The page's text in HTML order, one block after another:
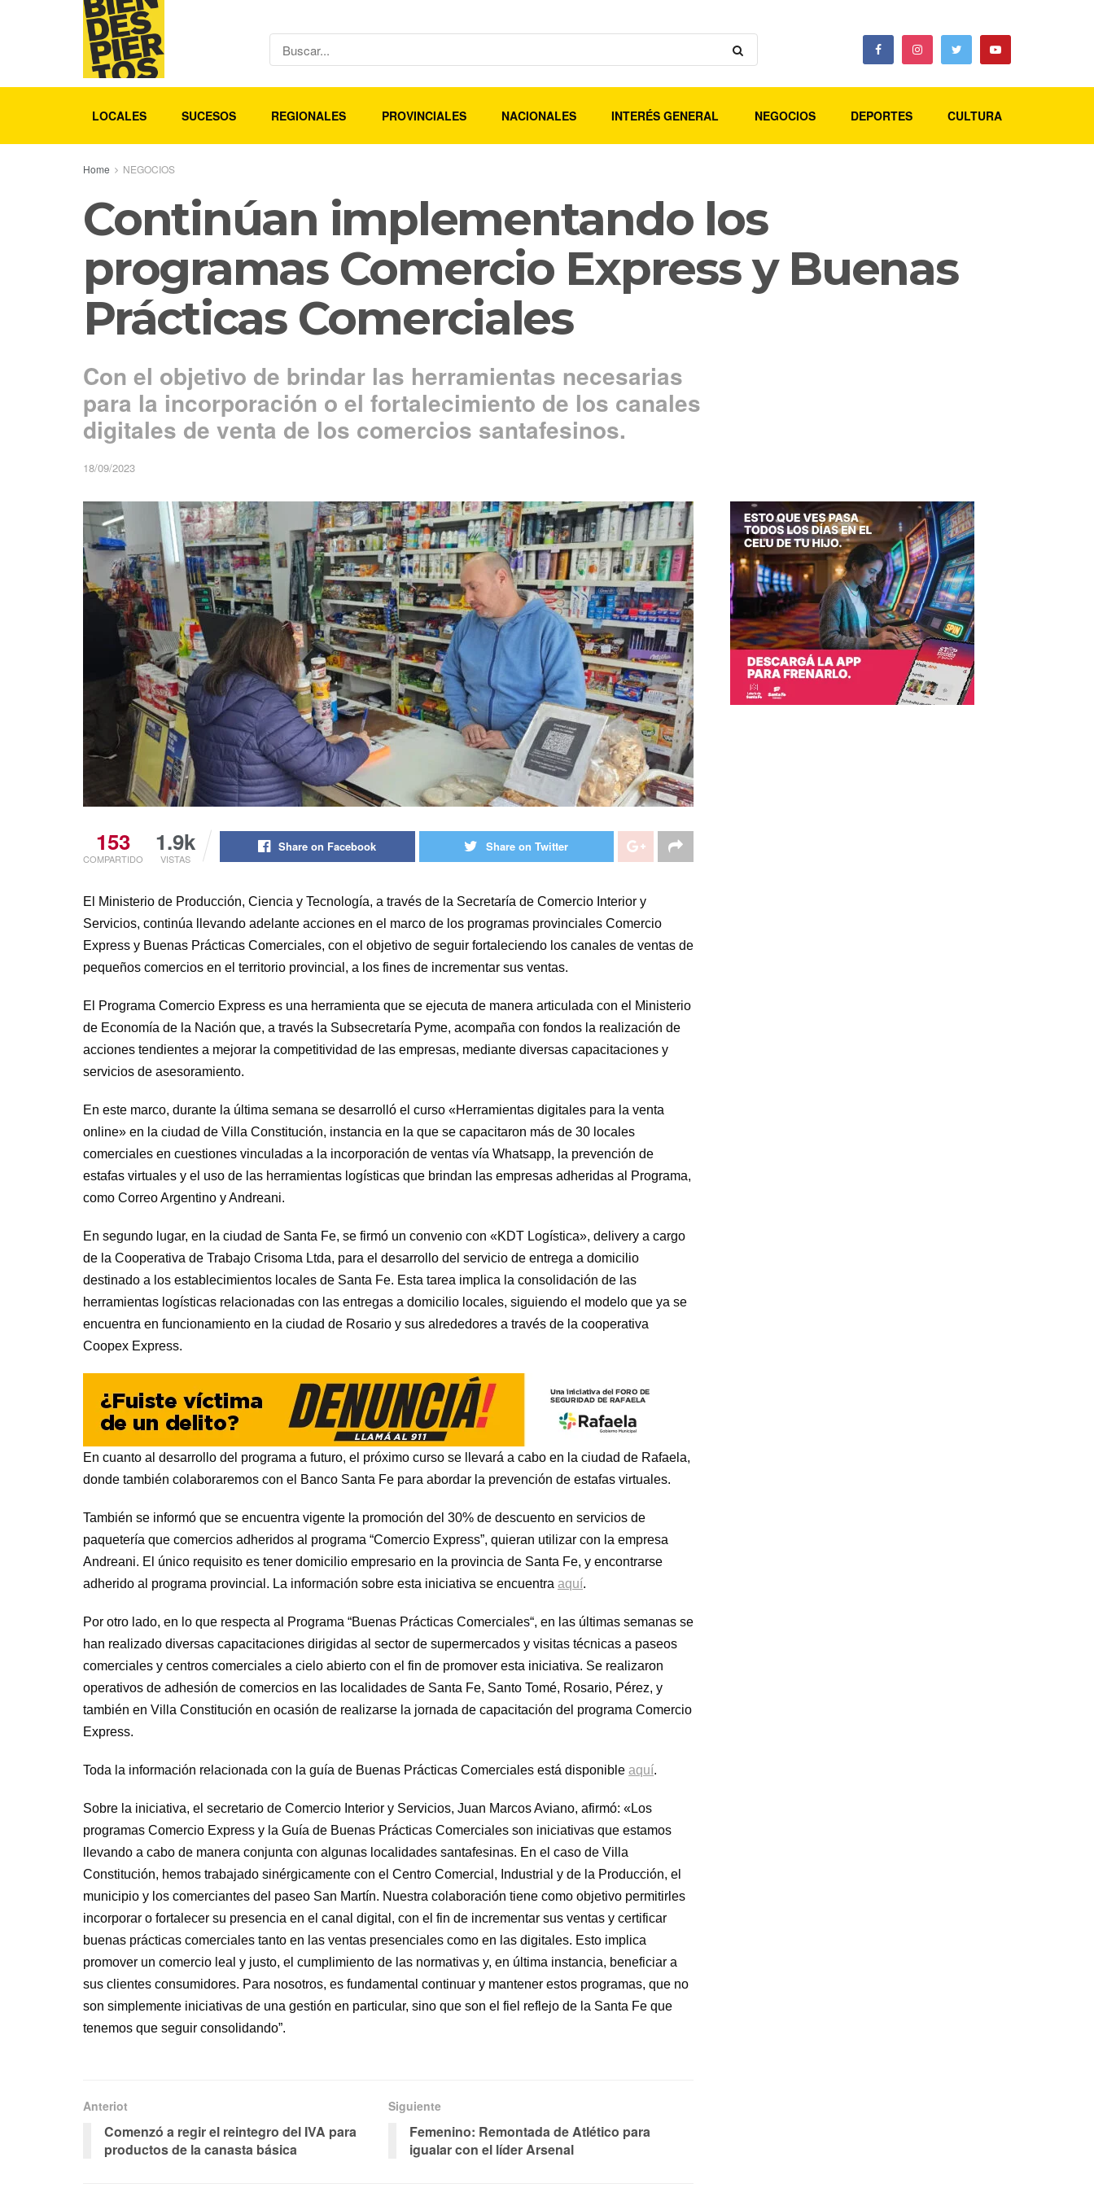
LOCALES SUCESOS REGIONALES PROVINCIALES NACIONALES INTERÉS GENERAL NEGOCIOS DEPORTES CULTURA
Home NEGOCIOS
Continúan implementando los
programas Comercio Express y Buenas
Prácticas Comerciales
Con el objetivo de brindar las herramientas necesarias
para la incorporación o el fortalecimiento de los canales
digitales de venta de los comercios santafesinos.
18/09/2023
153
COMPARTIDO
1.9k
VISTAS
Share on Facebook Share on Twitter
El Ministerio de Producción, Ciencia y Tecnología, a través de la Secretaría de Comercio Interior y
Servicios, continúa llevando adelante acciones en el marco de los programas provinciales Comercio
Express y Buenas Prácticas Comerciales, con el objetivo de seguir fortaleciendo los canales de ventas de
pequeños comercios en el territorio provincial, a los fines de incrementar sus ventas.
El Programa Comercio Express es una herramienta que se ejecuta de manera articulada con el Ministerio
de Economía de la Nación que, a través la Subsecretaría Pyme, acompaña con fondos la realización de
acciones tendientes a mejorar la competitividad de las empresas, mediante diversas capacitaciones y
servicios de asesoramiento.
En este marco, durante la última semana se desarrolló el curso «Herramientas digitales para la venta
online» en la ciudad de Villa Constitución, instancia en la que se capacitaron más de 30 locales
comerciales en cuestiones vinculadas a la incorporación de ventas vía Whatsapp, la prevención de
estafas virtuales y el uso de las herramientas logísticas que brindan las empresas adheridas al Programa,
como Correo Argentino y Andreani.
En segundo lugar, en la ciudad de Santa Fe, se firmó un convenio con «KDT Logística», delivery a cargo
de la Cooperativa de Trabajo Crisoma Ltda, para el desarrollo del servicio de entrega a domicilio
destinado a los establecimientos locales de Santa Fe. Esta tarea implica la consolidación de las
herramientas logísticas relacionadas con las entregas a domicilio locales, siguiendo el modelo que ya se
encuentra en funcionamiento en la ciudad de Rosario y sus alrededores a través de la cooperativa
Coopex Express.
En cuanto al desarrollo del programa a futuro, el próximo curso se llevará a cabo en la ciudad de Rafaela,
donde también colaboraremos con el Banco Santa Fe para abordar la prevención de estafas virtuales.
También se informó que se encuentra vigente la promoción del 30% de descuento en servicios de
paquetería que comercios adheridos al programa “Comercio Express”, quieran utilizar con la empresa
Andreani. El único requisito es tener domicilio empresario en la provincia de Santa Fe, y encontrarse
adherido al programa provincial. La información sobre esta iniciativa se encuentra aquí.
Por otro lado, en lo que respecta al Programa “Buenas Prácticas Comerciales“, en las últimas semanas se
han realizado diversas capacitaciones dirigidas al sector de supermercados y visitas técnicas a paseos
comerciales y centros comerciales a cielo abierto con el fin de promover esta iniciativa. Se realizaron
operativos de adhesión de comercios en las localidades de Santa Fe, Santo Tomé, Rosario, Pérez, y
también en Villa Constitución en ocasión de realizarse la jornada de capacitación del programa Comercio
Express.
Toda la información relacionada con la guía de Buenas Prácticas Comerciales está disponible aquí.
Sobre la iniciativa, el secretario de Comercio Interior y Servicios, Juan Marcos Aviano, afirmó: «Los
programas Comercio Express y la Guía de Buenas Prácticas Comerciales son iniciativas que estamos
llevando a cabo de manera conjunta con algunas localidades santafesinas. En el caso de Villa
Constitución, hemos trabajado sinérgicamente con el Centro Comercial, Industrial y de la Producción, el
municipio y los comerciantes del paseo San Martín. Nuestra colaboración tiene como objetivo permitirles
incorporar o fortalecer su presencia en el canal digital, con el fin de incrementar sus ventas y certificar
buenas prácticas comerciales tanto en las ventas presenciales como en las digitales. Esto implica
promover un comercio leal y justo, el cumplimiento de las normativas y, en última instancia, beneficiar a
sus clientes consumidores. Para nosotros, es fundamental continuar y mantener estos programas, que no
son simplemente iniciativas de una gestión en particular, sino que son el fiel reflejo de la Santa Fe que
tenemos que seguir consolidando”.
Anteriot
Comenzó a regir el reintegro del IVA para
productos de la canasta básica
Siguiente
Femenino: Remontada de Atlético para
igualar con el líder Arsenal